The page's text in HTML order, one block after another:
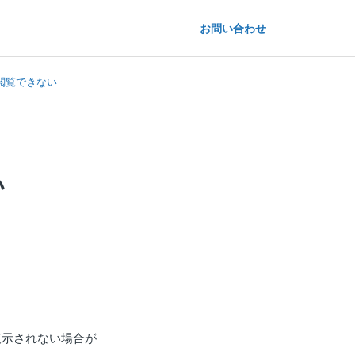
お問い合わせ
覧できない
されない場合が